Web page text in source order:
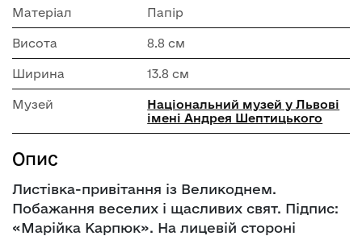
Матеріал Папір
Висота 8.8 см
Ширина 13.8 см
Музей
Національний музей у Львові
імені Андрея Шептицького
Опис
Листівка-привітання із Великоднем.
Побажання веселих і щасливих свят. Підпис:
«Марійка Карпюк». На лицевій стороні